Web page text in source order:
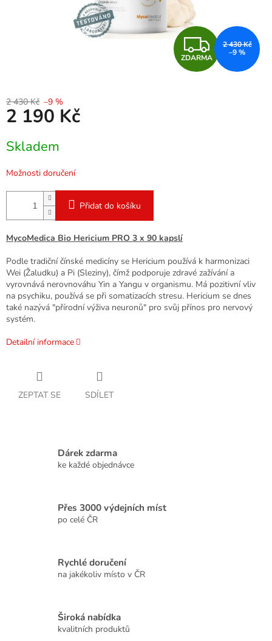
Z
D
ZDARMA
2 430 Kč
–9 %
2 430 Kč –9 %
2 190 Kč
cena:
Skladem
Možnosti doručení
Přidat do košíku
MycoMedica Bio Hericium PRO 3 x 90 kapslí
Podle tradiční čínské medicíny se Hericium používá k harmonizaci
Wei (Žaludku) a Pi (Sleziny), čímž podporuje zdravé zažívání a
vyrovnává nerovnováhu Yin a Yangu v organismu. Má pozitivní vliv
na psychiku, používá se při somatizacích stresu. Hericium se dnes
také nazývá "přírodní výživa neuronů" pro svůj přínos pro nervový
systém.
Detailní informace
ZEPTAT SE SDÍLET
Dárek zdarma
ke každé objednávce
Přes 3000 výdejních míst
po celé ČR
Rychlé doručení
na jakékoliv místo v ČR
Široká nabídka
kvalitních produktů